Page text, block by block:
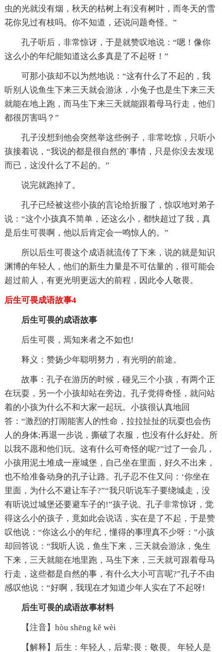
虫的光就没有烟，秋天的枯树上有没有树叶，而冬天的雪
花你见过有枝吗。你不知道，还说问题奇怪。”
孔子听后，非常惊讶，于是就赞叹地说：“嗯！像你
这么小的年纪能知道这么多真是了不起呀！”
可那小孩却不以为然地说：“这有什么了不起的，我
听别人说鱼生下来三天就会游泳，小兔子也是生下来三天
就能在地上跑，而马生下来三天就能跟着母马行走，他们
都很厉害吗？”
孔子没想到他会突然举这些例子，非常吃惊，只听小
孩接着说，“我说的都是很自然的`事情，只是你没去发现
而已，这没什么了不起的。”
说完就跑掉了。
孔子已经被这些小孩的言论给折服了，惊叹地对弟子
说：“这个小孩真不简单，还这么小，都快超过了我，真
是后生可畏啊，他以后肯定会一鸣惊人的。”
所以后生可畏这个成语就流传了下来，说的就是知识
渊博的年轻人，他们的新生力量是不可估量的，很可能会
超过前人，有更光明更远大的前程，因此令人敬畏。
后生可畏成语故事4
后生可畏的成语故事
后生可畏，焉知来者之不如也!
释义：赞扬少年聪明努力，有光明的前途。
故事：孔子在游历的时候，碰见三个小孩，有两个正
在玩耍，另一个小孩却站在旁边。孔子觉得奇怪，就问站
着的小孩为什么不和大家一起玩。小孩很认真地回
答：“激烈的打闹能害人的性命，拉拉扯扯的玩耍也会伤
人的身体;再退一步说，撕破了衣服，也没有什么好处。所
以我不愿和他们玩。这有什么可奇怪的呢?”过了一会几，
小孩用泥土堆成一座城堡，自己坐在里面，好久不出来，
也不给准备动身的孔子让路。孔子忍不住又问：‘你坐在
里面，为什么不避让车子?”“我只听说车子要绕城走，没
有听说过城堡还要避车子的!”孩子说。孔子非常惊讶，觉
得这么小的孩子，竟如此会说话，实在是了不起，于是赞
叹他说：“你这么小的年纪，懂得的事理真不少呀：”小孩
却回答说：“我听人说，鱼生下来，三天就会游泳，兔生
下来，三天就能在地里跑，马生下来，三天就可跟着母马
行走，这些都是自然的事，有什么大小可言呢?”孔子不由
感叹他说：“好啊，我现在才知道少年人实在了不起呀!
后生可畏的成语故事材料
【注音】hòu shēng kě wèi
【解释】后生：年轻人，后辈;畏：敬畏。 年轻人是